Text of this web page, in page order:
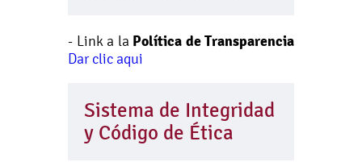
- Link a la Política de Transparencia
Dar clic aqui
Sistema de Integridad
y Código de Ética